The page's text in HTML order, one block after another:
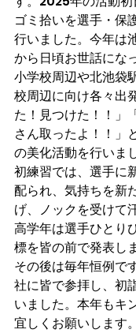
ゴミ拾いを選手・保
行いました。今年は
から日頃お世話にな
小学校周辺や北池袋
校周辺に向け各々出
た！見つけた！！」
さん取ったよ！！」
の美化活動を行いま
初練習では、選手に
配られ、気持ちを新
げ、ノックを受けて
高学年は選手ひとり
標を皆の前で発表し
その後は毎年恒例で
社に皆で参拝し、初
いました。本年もキ
宜しくお願いします。